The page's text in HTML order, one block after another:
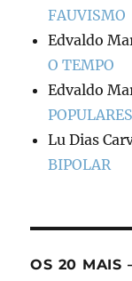
FAUVISMO
Edvaldo
O TEMPO
Edvaldo
Lu Dias
BIPOLAR
OS 20 MAIS